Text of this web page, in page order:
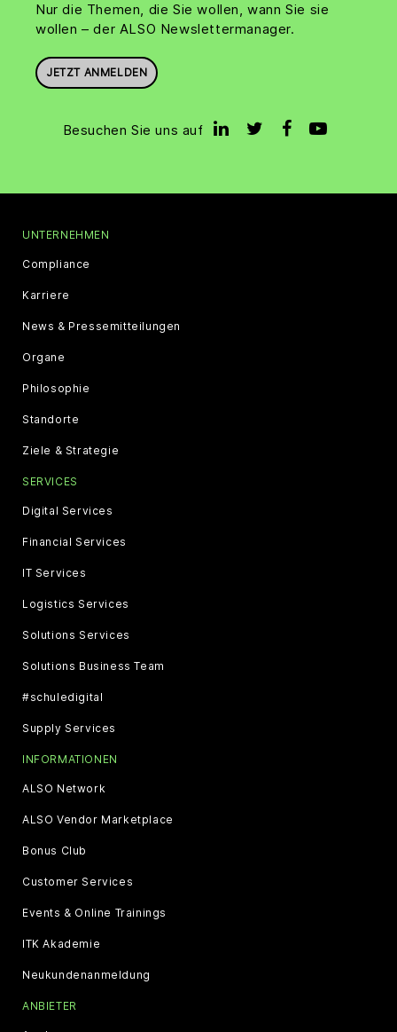
Nur die Themen, die Sie wollen, wann Sie sie
wollen – der ALSO Newslettermanager.
JETZT ANMELDEN
Besuchen Sie uns auf
UNTERNEHMEN
Compliance
Karriere
News & Pressemitteilungen
Organe
Philosophie
Standorte
Ziele & Strategie
SERVICES
Digital Services
Financial Services
IT Services
Logistics Services
Solutions Services
Solutions Business Team
#schuledigital
Supply Services
INFORMATIONEN
ALSO Network
ALSO Vendor Marketplace
Bonus Club
Customer Services
Events & Online Trainings
ITK Akademie
Neukundenanmeldung
ANBIETER